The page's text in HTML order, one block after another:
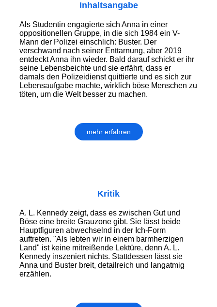
Inhaltsangabe
Als Studentin engagierte sich Anna in einer
oppositionellen Gruppe, in die sich 1984 ein V-
Mann der Polizei einschlich: Buster. Der
verschwand nach seiner Enttarnung, aber 2019
entdeckt Anna ihn wieder. Bald darauf schickt er ihr
seine Lebensbeichte und sie erfährt, dass er
damals den Polizeidienst quittierte und es sich zur
Lebensaufgabe machte, wirklich böse Menschen zu
töten, um die Welt besser zu machen.
mehr erfahren
Kritik
A. L. Kennedy zeigt, dass es zwischen Gut und
Böse eine breite Grauzone gibt. Sie lässt beide
Hauptfiguren abwechselnd in der Ich-Form
auftreten. "Als lebten wir in einem barmherzigen
Land" ist keine mitreißende Lektüre, denn A. L.
Kennedy inszeniert nichts. Stattdessen lässt sie
Anna und Buster breit, detailreich und langatmig
erzählen.